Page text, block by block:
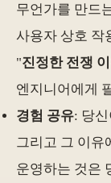
무언가를 만드
사용자 상호 작
"진정한 전쟁 이
엔지니어에게
경험 공유: 당
그리고 그 이유
운영하는 것은